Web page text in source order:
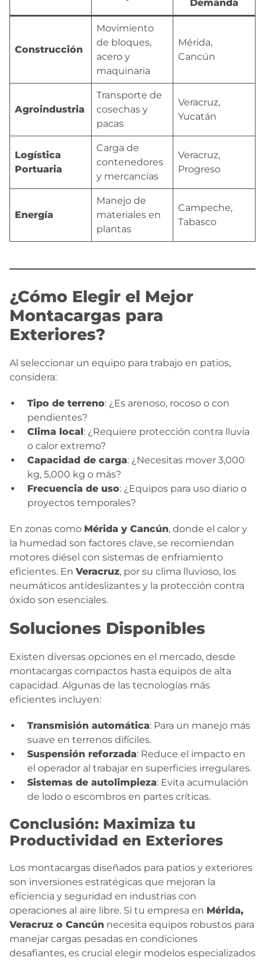
Demanda
Construcción
Movimiento
de bloques,
acero y
maquinaria
Mérida,
Cancún
Agroindustria
Transporte de
cosechas y
pacas
Veracruz,
Yucatán
Logística
Portuaria
Carga de
contenedores
y mercancías
Veracruz,
Progreso
Energía
Manejo de
materiales en
plantas
Campeche,
Tabasco
¿Cómo Elegir el Mejor
Montacargas para
Exteriores?
Al seleccionar un equipo para trabajo en patios,
considera:
Tipo de terreno: ¿Es arenoso, rocoso o con
pendientes?
Clima local: ¿Requiere protección contra lluvia
o calor extremo?
Capacidad de carga: ¿Necesitas mover 3,000
kg, 5,000 kg o más?
Frecuencia de uso: ¿Equipos para uso diario o
proyectos temporales?
En zonas como Mérida y Cancún, donde el calor y
la humedad son factores clave, se recomiendan
motores diésel con sistemas de enfriamiento
eficientes. En Veracruz, por su clima lluvioso, los
neumáticos antideslizantes y la protección contra
óxido son esenciales.
Soluciones Disponibles
Existen diversas opciones en el mercado, desde
montacargas compactos hasta equipos de alta
capacidad. Algunas de las tecnologías más
eficientes incluyen:
Transmisión automática: Para un manejo más
suave en terrenos difíciles.
Suspensión reforzada: Reduce el impacto en
el operador al trabajar en superficies irregulares.
Sistemas de autolimpieza: Evita acumulación
de lodo o escombros en partes críticas.
Conclusión: Maximiza tu
Productividad en Exteriores
Los montacargas diseñados para patios y exteriores
son inversiones estratégicas que mejoran la
eficiencia y seguridad en industrias con
operaciones al aire libre. Si tu empresa en Mérida,
Veracruz o Cancún necesita equipos robustos para
manejar cargas pesadas en condiciones
desafiantes, es crucial elegir modelos especializados